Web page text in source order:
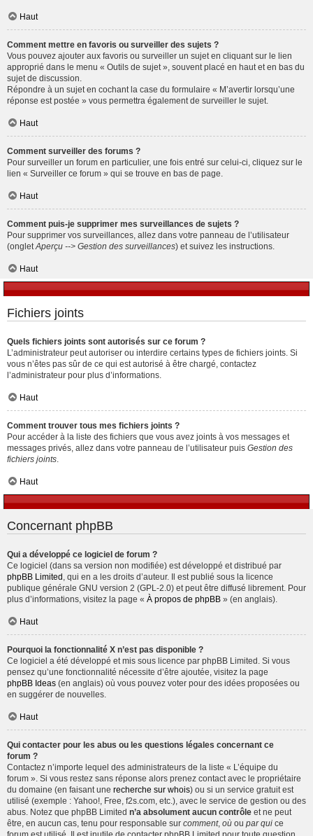
Haut
Comment mettre en favoris ou surveiller des sujets ?
Vous pouvez ajouter aux favoris ou surveiller un sujet en cliquant sur le lien
approprié dans le menu « Outils de sujet », souvent placé en haut et en bas du
sujet de discussion.
Répondre à un sujet en cochant la case du formulaire « M’avertir lorsqu’une
réponse est postée » vous permettra également de surveiller le sujet.
Haut
Comment surveiller des forums ?
Pour surveiller un forum en particulier, une fois entré sur celui-ci, cliquez sur le
lien « Surveiller ce forum » qui se trouve en bas de page.
Haut
Comment puis-je supprimer mes surveillances de sujets ?
Pour supprimer vos surveillances, allez dans votre panneau de l’utilisateur
(onglet Aperçu --> Gestion des surveillances) et suivez les instructions.
Haut
Fichiers joints
Quels fichiers joints sont autorisés sur ce forum ?
L’administrateur peut autoriser ou interdire certains types de fichiers joints. Si
vous n’êtes pas sûr de ce qui est autorisé à être chargé, contactez
l’administrateur pour plus d’informations.
Haut
Comment trouver tous mes fichiers joints ?
Pour accéder à la liste des fichiers que vous avez joints à vos messages et
messages privés, allez dans votre panneau de l’utilisateur puis Gestion des
fichiers joints
Haut
Concernant phpBB
Qui a développé ce logiciel de forum ?
Ce logiciel (dans sa version non modifiée) est développé et distribué par
phpBB Limited , qui en a les droits d’auteur. Il est publié sous la licence
publique générale GNU version 2 (GPL-2.0) et peut être diffusé librement. Pour
plus d’informations, visitez la page « À propos de phpBB » (en anglais).
Haut
Pourquoi la fonctionnalité X n’est pas disponible ?
Ce logiciel a été développé et mis sous licence par phpBB Limited. Si vous
pensez qu’une fonctionnalité nécessite d’être ajoutée, visitez la page
phpBB Ideas (en anglais) où vous pouvez voter pour des idées proposées ou
en suggérer de nouvelles.
Haut
Qui contacter pour les abus ou les questions légales concernant ce
forum ?
Contactez n’importe lequel des administrateurs de la liste « L’équipe du
forum ». Si vous restez sans réponse alors prenez contact avec le propriétaire
du domaine (en faisant une recherche sur whois) ou si un service gratuit est
utilisé (exemple : Yahoo!, Free, f2s.com, etc.), avec le service de gestion ou des
abus. Notez que phpBB Limited n’a absolument aucun contrôle et ne peut
être, en aucun cas, tenu pour responsable sur comment, où ou par qui ce